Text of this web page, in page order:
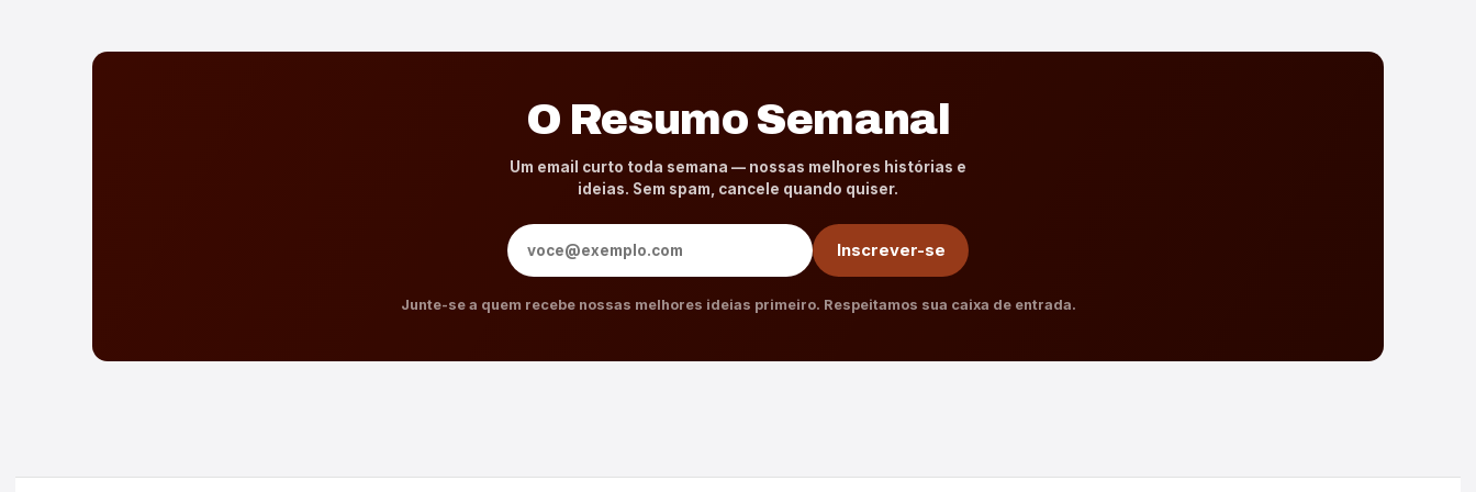
O Resumo Semanal
Um email curto toda semana — nossas melhores histórias e
ideias. Sem spam, cancele quando quiser.
Endereço de e-mail
Inscrever-se
Junte-se a quem recebe nossas melhores ideias primeiro. Respeitamos sua caixa de entrada.